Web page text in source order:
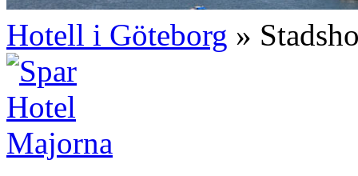
Hotell i Göteborg »